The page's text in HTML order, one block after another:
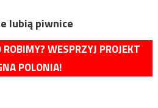
lubią piwnice
WESPRZYJ PROJEKT
POLONIA!